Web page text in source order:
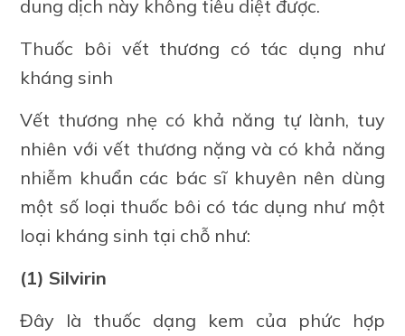
dung dịch này không tiêu diệt được.
Thuốc bôi vết thương có tác dụng như
kháng sinh
Vết thương nhẹ có khả năng tự lành, tuy
nhiên với vết thương nặng và có khả năng
nhiễm khuẩn các bác sĩ khuyên nên dùng
một số loại thuốc bôi có tác dụng như một
loại kháng sinh tại chỗ như:
(1) Silvirin
Đây là thuốc dạng kem của phức hợp